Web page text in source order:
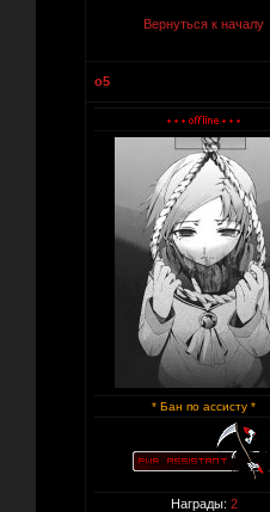
Вернуться к началу
o5
* Бан по ассисту *
Награды: 2